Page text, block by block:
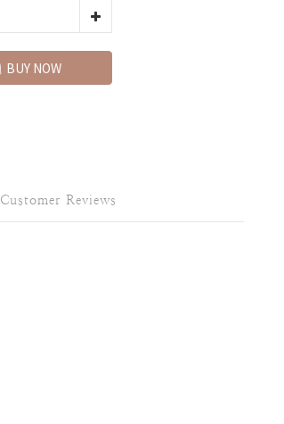
BUY NOW
Customer Reviews